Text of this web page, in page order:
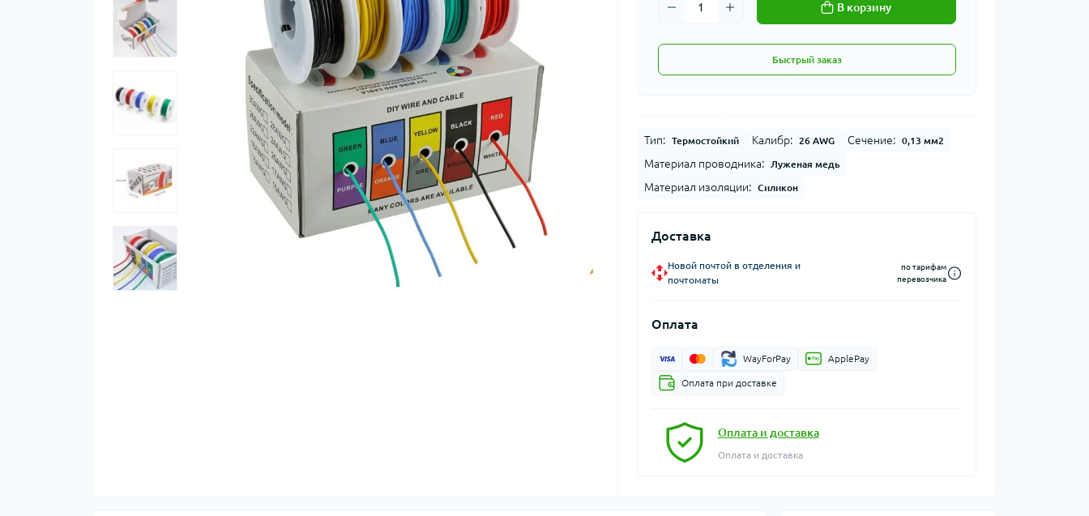
В корзину
Быстрый заказ
Тип: Термостойкий Калибр: 26 AWG Сечение: 0,13 мм2
Материал проводника: Луженая медь
Материал изоляции: Силикон
Доставка
Новой почтой в отделения и
почтоматы
по тарифам
перевозчика
Оплата
WayForPay ApplePay
Оплата при доставке
Оплата и доставка
Оплата и доставка